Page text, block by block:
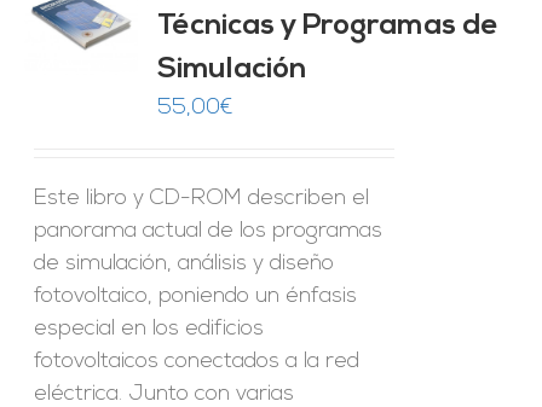
Técnicas y Programas de
Simulación
55,00€
Este libro y CD-ROM describen el
panorama actual de los programas
de simulación, análisis y diseño
fotovoltaico, poniendo un énfasis
especial en los edificios
fotovoltaicos conectados a la red
eléctrica. Junto con varias